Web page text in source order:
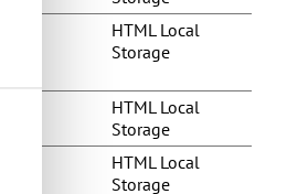
HTML Local
Storage
HTML Local
Storage
HTML Local
Storage